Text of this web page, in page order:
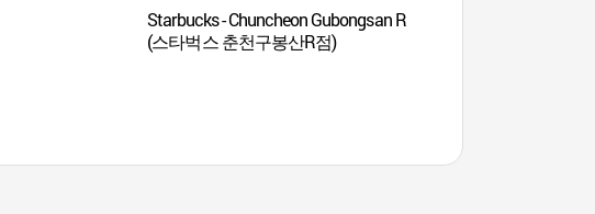
Starbucks - Chuncheon Gubongsan R
(스타벅스 춘천구봉산R점)